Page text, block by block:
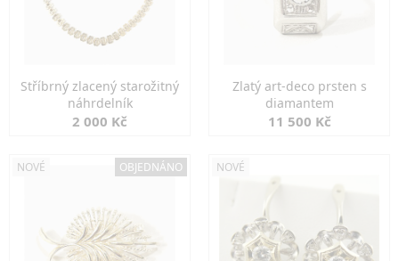
Stříbrný zlacený starožitný
náhrdelník
2 000 Kč
Zlatý art-deco prsten s
diamantem
11 500 Kč
NOVÉ OBJEDNÁNO NOVÉ